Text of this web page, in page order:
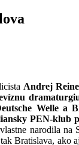
Andrej
Welle
PEN-klub
narodila
Bratislava, ako